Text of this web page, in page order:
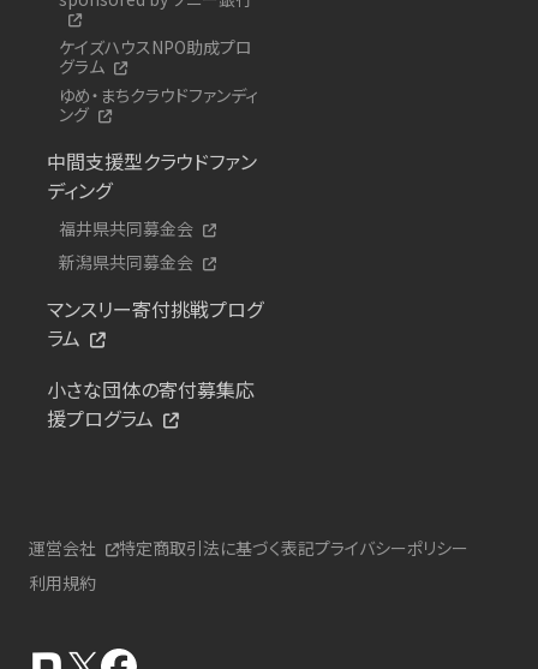
ケイズハウスNPO助成プロ
グラム
ゆめ・まちクラウドファンディ
ング
中間支援型クラウドファン
ディング
福井県共同募金会
新潟県共同募金会
マンスリー寄付挑戦プログ
ラム
小さな団体の寄付募集応
援プログラム
運営会社 特定商取引法に基づく表記プライバシーポリシー
利用規約